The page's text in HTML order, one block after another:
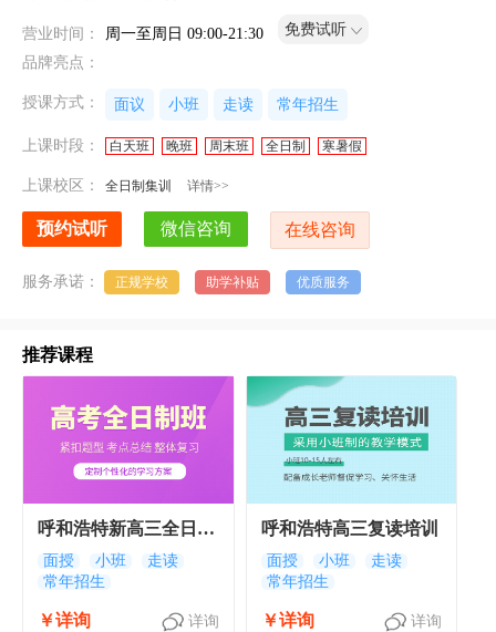
营业时间： 周一至周日 09:00-21:30
免费试听
品牌亮点：
授课方式： 面议 小班 走读 常年招生
上课时段： 白天班 晚班 周末班 全日制 寒暑假
上课校区： 全日制集训 详情>>
服务承诺： 正规学校 助学补贴 优质服务
推荐课程
呼和浩特新高三全日制
集训
面授 小班
走读
常年招生
￥详询 详询
呼和浩特高三复读培训
面授 小班
走读
常年招生
￥详询 详询